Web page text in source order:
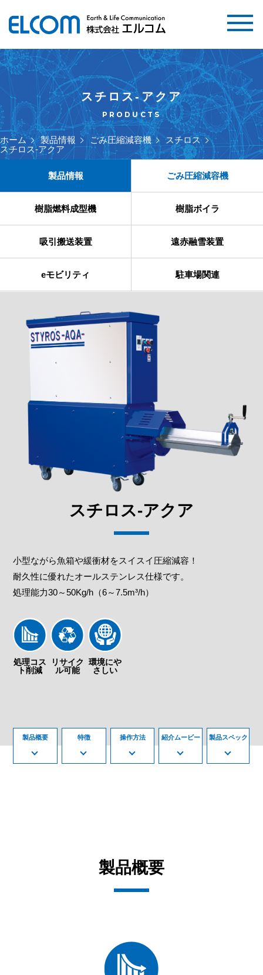
スチロス-アクア
PRODUCTS
ホーム 製品情報 ごみ圧縮減容機
スチロス
スチロス-アクア
製品情報 ごみ圧縮減容機
樹脂燃料成型機 樹脂ボイラ
吸引搬送装置 遠赤融雪装置
eモビリティ 駐車場関連
スチロス-アクア
小型ながら魚箱や緩衝材をスイスイ圧縮減容！
耐久性に優れたオールステンレス仕様です。
処理能力30～50Kg/h（6～7.5m³/h）
処理コス
ト削減
リサイク
ル可能
環境にや
さしい
製品概要 特徴 操作方法 紹介ムービー 製品スペック
製品概要